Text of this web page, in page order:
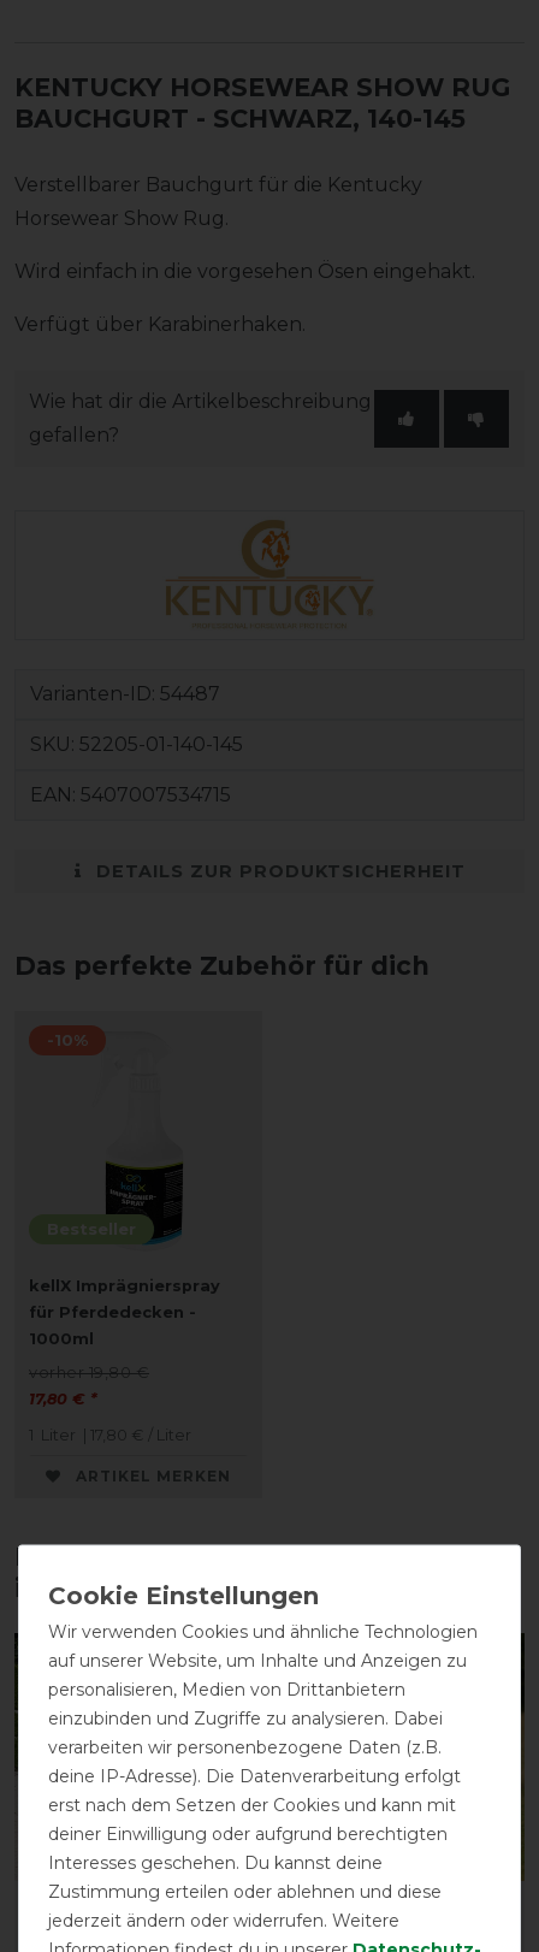
KENTUCKY HORSEWEAR SHOW RUG
BAUCHGURT - SCHWARZ, 140-145
Verstellbarer Bauchgurt für die Kentucky
Horsewear Show Rug.
Wird einfach in die vorgesehen Ösen eingehakt.
Verfügt über Karabinerhaken.
Wie hat dir die Artikelbeschreibung
gefallen?
Varianten-ID: 54487
SKU: 52205-01-140-145
EAN: 5407007534715
DETAILS ZUR PRODUKTSICHERHEIT
Das perfekte Zubehör für dich
Bestseller
-10%
kellX Imprägnierspray
für Pferdedecken -
1000ml
vorher 19,80 €
17,80 € *
1 Liter | 17,80 € / Liter
ARTIKEL MERKEN
Diese Produkte könnten dich auch
interessieren
Führanlagendecke
-13%
Wir verwenden Cookies und ähnliche Technologien
auf unserer Website, um Inhalte und Anzeigen zu
personalisieren, Medien von Drittanbietern
einzubinden und Zugriffe zu analysieren. Dabei
verarbeiten wir personenbezogene Daten (z.B.
deine IP-Adresse). Die Datenverarbeitung erfolgt
erst nach dem Setzen der Cookies und kann mit
deiner Einwilligung oder aufgrund berechtigten
Interesses geschehen. Du kannst deine
Zustimmung erteilen oder ablehnen und diese
jederzeit ändern oder widerrufen. Weitere